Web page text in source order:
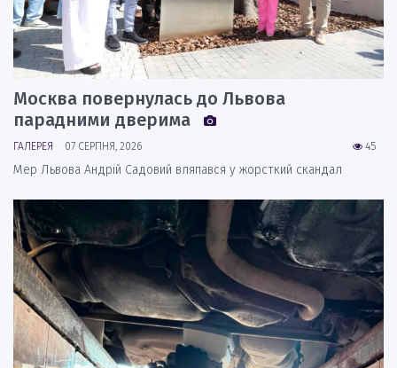
Москва повернулась до Львова
парадними дверима
45
ГАЛЕРЕЯ 07 СЕРПНЯ, 2026
Мер Львова Андрій Садовий вляпався у жорсткий скандал